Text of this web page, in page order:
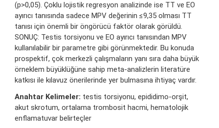
(p>0,05). Çoklu lojistik regresyon analizinde ise TT ve EO
ayırıcı tanısında sadece MPV değerinin ≤9,35 olması TT
tanısı için önemli bir öngörücü faktör olarak görüldü.
SONUÇ: Testis torsiyonu ve EO ayırıcı tanısından MPV
kullanılabilir bir parametre gibi görünmektedir. Bu konuda
prospektif, çok merkezli çalışmaların yanı sıra daha büyük
örneklem büyüklüğüne sahip meta-analizlerin literatüre
katkısı ile kılavuz önerilerinde yer bulmasına ihtiyaç vardır.
Anahtar Kelimeler: testis torsiyonu, epididimo-orşit,
akut skrotum, ortalama trombosit hacmi, hematolojik
enflamatuvar belirteçler